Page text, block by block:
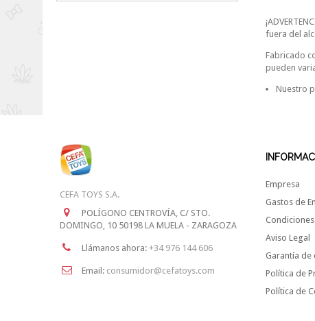
fuera del
Fabricado
pueden
Nuestro
CEFA TOYS S.A.
POLÍGONO CENTROVÍA, C/ STO.
DOMINGO, 10 50198 LA MUELA - ZARAGOZA
Llámanos ahora: +34 976 144 606
Email: consumidor@cefatoys.com
Empresa
Gastos de
Aviso Legal
Garantía de
Política de
Política de